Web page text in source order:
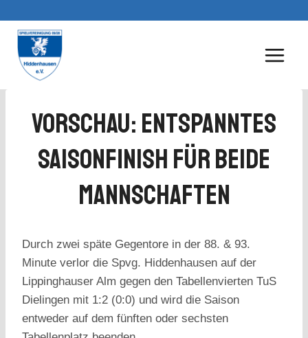
Inhalt
springen
Vorschau: Entspanntes
Saisonfinish Für Beide
Mannschaften
Durch zwei späte Gegentore in der 88. & 93.
Minute verlor die Spvg. Hiddenhausen auf der
Lippinghauser Alm gegen den Tabellenvierten TuS
Dielingen mit 1:2 (0:0) und wird die Saison
entweder auf dem fünften oder sechsten